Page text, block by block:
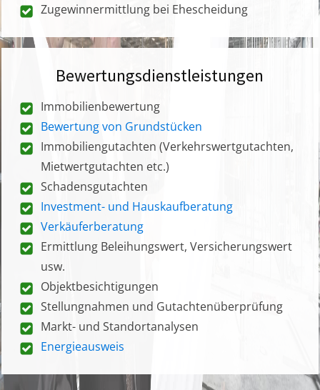
Zugewinnermittlung bei Ehescheidung
Bewertungsdienstleistungen
Immobilienbewertung
Bewertung von Grundstücken
Immobiliengutachten (Verkehrswertgutachten,
Mietwertgutachten etc.)
Schadensgutachten
Investment- und Hauskaufberatung
Verkäuferberatung
Ermittlung Beleihungswert, Versicherungswert
usw.
Objektbesichtigungen
Stellungnahmen und Gutachtenüberprüfung
Markt- und Standortanalysen
Energieausweis